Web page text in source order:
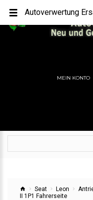
MEIN KONTO
Seat Leon
II 1P1 Fahrerseite